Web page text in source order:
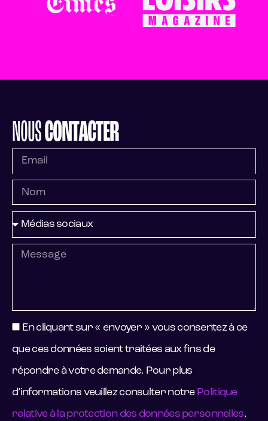
NOUSCONTACTER
En cliquant sur « envoyer » vous consentez à ce
que ces données soient traitées aux fins de
répondre à votre demande. Pour plus
d’informations veuillez consulter notre Politique
relative à la protection des données personnelles.